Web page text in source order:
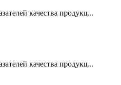
качества продукц...
качества продукц...